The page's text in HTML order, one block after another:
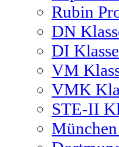
Rubin
DN
DI
VM
VMK
STE-II